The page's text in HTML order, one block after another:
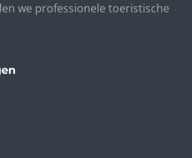
we professionele toeristische